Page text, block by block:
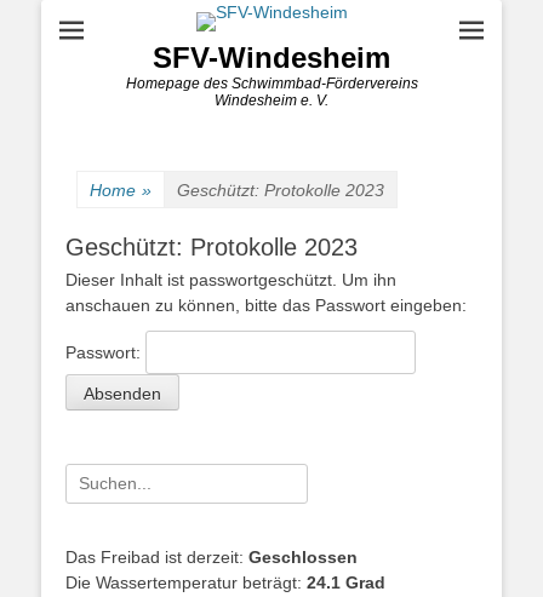
SFV-Windesheim
Homepage des Schwimmbad-Fördervereins
Windesheim e. V.
Home » Geschützt: Protokolle 2023
Geschützt: Protokolle 2023
Dieser Inhalt ist passwortgeschützt. Um ihn
anschauen zu können, bitte das Passwort eingeben:
Passwort:
Suche
nach:
Das Freibad ist derzeit: Geschlossen
Die Wassertemperatur beträgt: 24.1 Grad